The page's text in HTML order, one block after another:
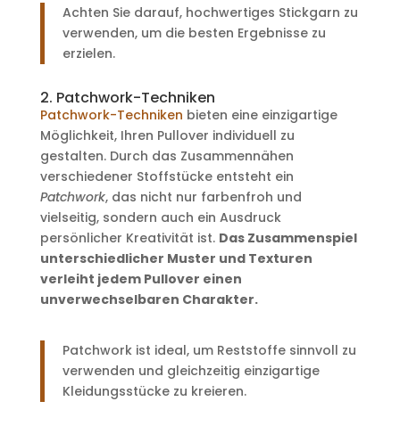
Achten Sie darauf, hochwertiges Stickgarn zu
verwenden, um die besten Ergebnisse zu
erzielen.
2. Patchwork-Techniken
Patchwork-Techniken bieten eine einzigartige
Möglichkeit, Ihren Pullover individuell zu
gestalten. Durch das Zusammennähen
verschiedener Stoffstücke entsteht ein
Patchwork, das nicht nur farbenfroh und
vielseitig, sondern auch ein Ausdruck
persönlicher Kreativität ist. Das Zusammenspiel
unterschiedlicher Muster und Texturen
verleiht jedem Pullover einen
unverwechselbaren Charakter.
Patchwork ist ideal, um Reststoffe sinnvoll zu
verwenden und gleichzeitig einzigartige
Kleidungsstücke zu kreieren.